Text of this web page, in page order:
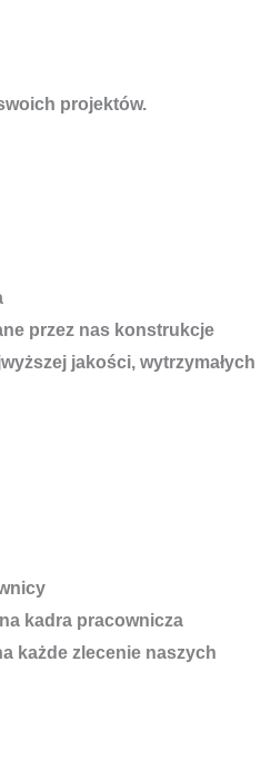
projektów.
przez nas konstrukcje
jakości, wytrzymałych
kadra pracownicza
każde zlecenie naszych